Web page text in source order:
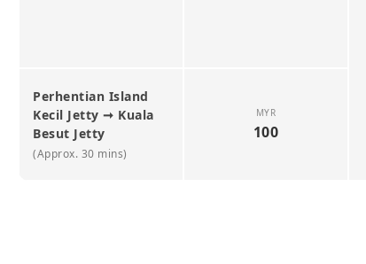
Perhentian Island
Kecil Jetty ➞ Kuala
Besut Jetty
(Approx. 30 mins)
MYR
100